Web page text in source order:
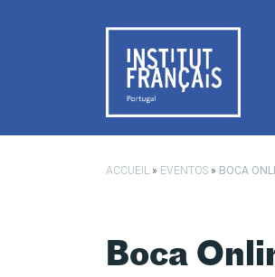
ACCUEIL » EVENTOS » BOCA
Boca